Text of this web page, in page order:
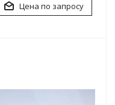
Цена по запросу